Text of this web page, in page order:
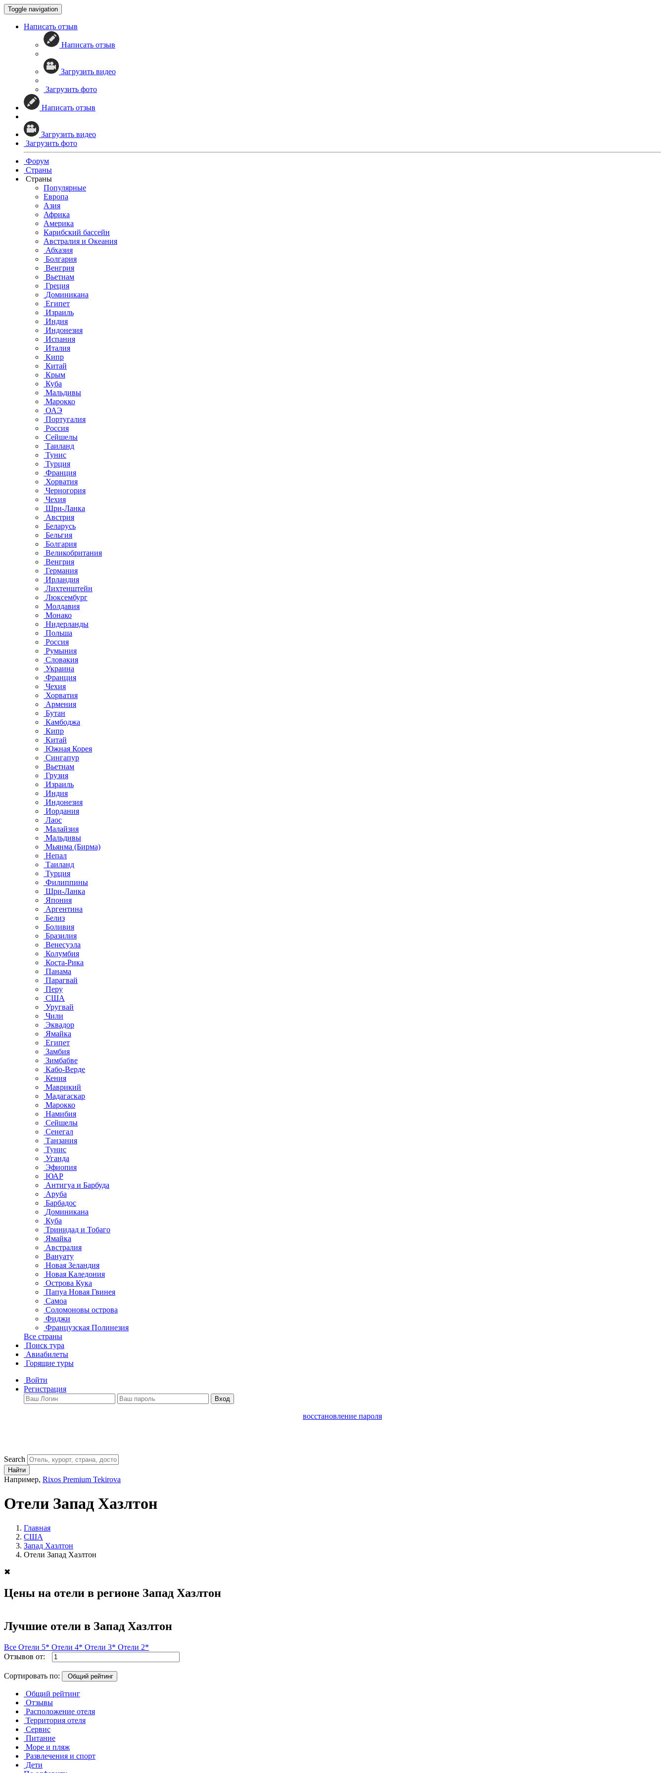
Toggle navigation
Написать отзыв
Написать отзыв
Загрузить видео
Загрузить фото
Написать отзыв
Загрузить видео
Загрузить фото
Форум
Страны
Страны
Популярные
Европа
Азия
Африка
Америка
Карибский бассейн
Австралия и Океания
Абхазия
Болгария
Венгрия
Вьетнам
Греция
Доминикана
Египет
Израиль
Индия
Индонезия
Испания
Италия
Кипр
Китай
Крым
Куба
Мальдивы
Марокко
ОАЭ
Португалия
Россия
Сейшелы
Таиланд
Тунис
Турция
Франция
Хорватия
Черногория
Чехия
Шри-Ланка
Австрия
Беларусь
Бельгия
Болгария
Великобритания
Венгрия
Германия
Ирландия
Лихтенштейн
Люксембург
Молдавия
Монако
Нидерланды
Польша
Россия
Румыния
Словакия
Украина
Франция
Чехия
Хорватия
Армения
Бутан
Камбоджа
Кипр
Китай
Южная Корея
Сингапур
Вьетнам
Грузия
Израиль
Индия
Индонезия
Иордания
Лаос
Малайзия
Мальдивы
Мьянма (Бирма)
Непал
Таиланд
Турция
Филиппины
Шри-Ланка
Япония
Аргентина
Белиз
Боливия
Бразилия
Венесуэла
Колумбия
Коста-Рика
Панама
Парагвай
Перу
США
Уругвай
Чили
Эквадор
Ямайка
Египет
Замбия
Зимбабве
Кабо-Верде
Кения
Маврикий
Мадагаскар
Марокко
Намибия
Сейшелы
Сенегал
Танзания
Тунис
Уганда
Эфиопия
ЮАР
Антигуа и Барбуда
Аруба
Барбадос
Доминикана
Куба
Тринидад и Тобаго
Ямайка
Австралия
Вануату
Новая Зеландия
Новая Каледония
Острова Кука
Папуа Новая Гвинея
Самоа
Соломоновы острова
Фиджи
Французская Полинезия
Все страны
Поиск тура
Авиабилеты
Горящие туры
Войти
Регистрация
Вход
восстановление пароля
Search
Найти
Например, Rixos Premium Tekirova
Отели Запад Хазлтон
Главная
США
Запад Хазлтон
Отели Запад Хазлтон
✖
Цены на отели в регионе Запад Хазлтон
Лучшие отели в Запад Хазлтон
Все Отели 5* Отели 4* Отели 3* Отели 2*
Отзывов от:
Сортировать по: Общий рейтинг
Общий рейтинг
Отзывы
Расположение отеля
Территория отеля
Сервис
Питание
Море и пляж
Развлечения и спорт
Дети